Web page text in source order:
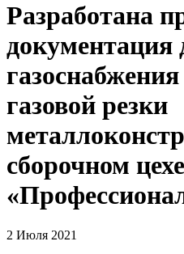
Разработана
документация
газовой резки
сборочном
2 Июля 2021